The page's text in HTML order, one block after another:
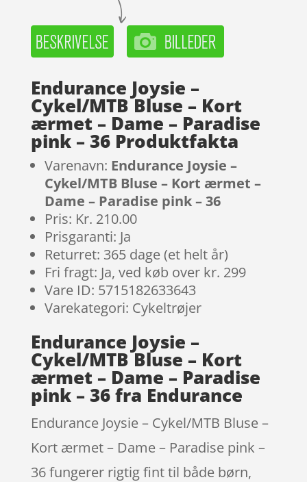
Endurance Joysie –
Cykel/MTB Bluse – Kort
ærmet – Dame – Paradise
pink – 36 Produktfakta
Varenavn: Endurance Joysie –
Cykel/MTB Bluse – Kort ærmet –
Dame – Paradise pink – 36
Pris: Kr. 210.00
Prisgaranti: Ja
Returret: 365 dage (et helt år)
Fri fragt: Ja, ved køb over kr. 299
Vare ID: 5715182633643
Varekategori: Cykeltrøjer
Endurance Joysie –
Cykel/MTB Bluse – Kort
ærmet – Dame – Paradise
pink – 36 fra Endurance
Endurance Joysie – Cykel/MTB Bluse –
Kort ærmet – Dame – Paradise pink –
36 fungerer rigtig fint til både børn,